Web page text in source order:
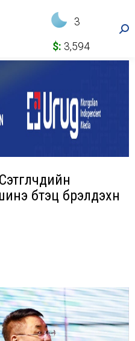
3
$: 3,594
бүтэц бүрэлдэхүүн